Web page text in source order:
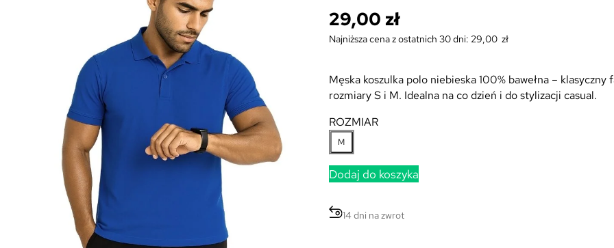
29,00 zł
Najniższa cena z ostatnich 30 dni: 29,00 zł
Męska koszulka polo niebieska 100% bawełna –
rozmiary S i M. Idealna na co dzień i do stylizacji casual.
ROZMIAR
M
Dodaj do koszyka
14 dni na zwrot